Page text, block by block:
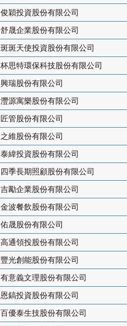
俊穎投資股份有限公司
舒晟企業股份有限公司
斑斑天使投資股份有限公司
杯思特環保科技股份有限公司
興瑞股份有限公司
灃源寓樂股份有限公司
匠管股份有限公司
之維股份有限公司
泰緯投資股份有限公司
四季長期照顧股份有限公司
吉勵企業股份有限公司
金波餐飲股份有限公司
佑晟股份有限公司
高通領投股份有限公司
豐光創能股份有限公司
有意義文理股份有限公司
恩鎬投資股份有限公司
百優泰生技股份有限公司